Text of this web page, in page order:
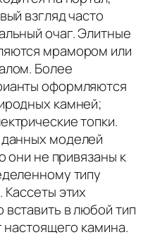
взгляд часто
очаг. Элитные
мрамором или
Более
оформляются
камней;
топки.
моделей
они не привязаны к
типу
этих
в любой тип
настоящего камина.